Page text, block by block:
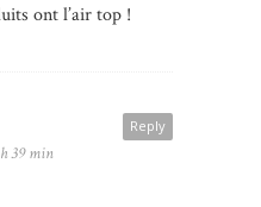
ont l’air top !
Reply
39 min